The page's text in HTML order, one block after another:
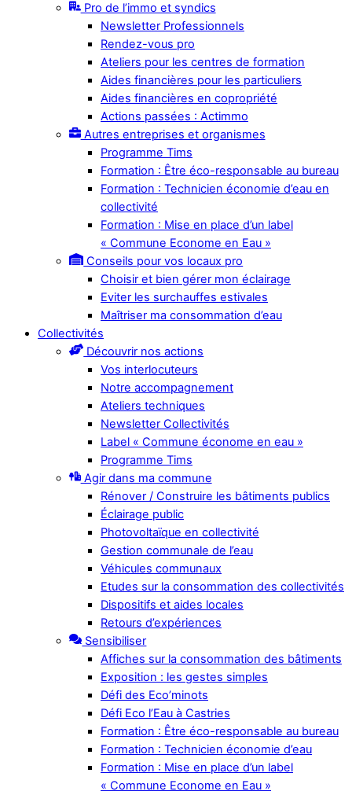
Pro de l’immo et syndics
Newsletter Professionnels
Rendez-vous pro
Ateliers pour les centres de formation
Aides financières pour les particuliers
Aides financières en copropriété
Actions passées : Actimmo
Autres entreprises et organismes
Programme Tims
Formation : Être éco-responsable au bureau
Formation : Technicien économie d’eau en
collectivité
Formation : Mise en place d’un label
« Commune Econome en Eau »
Conseils pour vos locaux pro
Choisir et bien gérer mon éclairage
Eviter les surchauffes estivales
Maîtriser ma consommation d’eau
Collectivités
Découvrir nos actions
Vos interlocuteurs
Notre accompagnement
Ateliers techniques
Newsletter Collectivités
Label « Commune économe en eau »
Programme Tims
Agir dans ma commune
Rénover / Construire les bâtiments publics
Éclairage public
Photovoltaïque en collectivité
Gestion communale de l’eau
Véhicules communaux
Etudes sur la consommation des collectivités
Dispositifs et aides locales
Retours d’expériences
Sensibiliser
Affiches sur la consommation des bâtiments
Exposition : les gestes simples
Défi des Eco’minots
Défi Eco l’Eau à Castries
Formation : Être éco-responsable au bureau
Formation : Technicien économie d’eau
Formation : Mise en place d’un label
« Commune Econome en Eau »